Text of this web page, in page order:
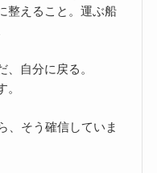
整えること。運ぶ船
自分に戻る。
、そう確信していま